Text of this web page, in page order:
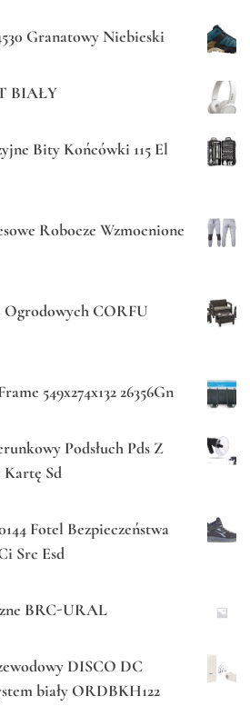
Granatowy Niebieski
BIAŁY
Bity Końcówki 115 El
Robocze Wzmocnione
CORFU
549x274x132 26356Gn
Podsłuch Pds Z
Kartę Sd
Fotel Bezpieczeństwa
Src Esd
BRC-URAL
DISCO DC
biały ORDBKH122